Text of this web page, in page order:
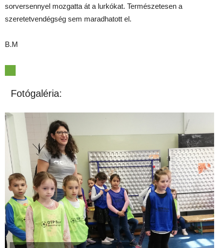
sorversennyel mozgatta át a lurkókat. Természetesen a
szeretetvendégség sem maradhatott el.
B.M
Fotógaléria: